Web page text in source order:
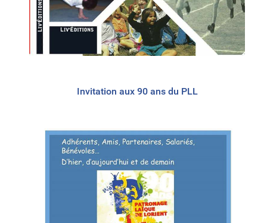
Invitation aux 90 ans du PLL